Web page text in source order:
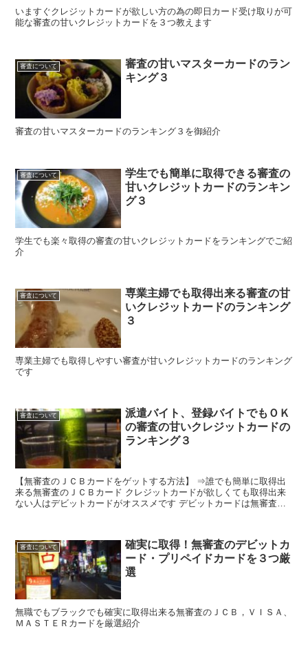
いますぐクレジットカードが欲しい方の為の即日カード受け取りが可
能な審査の甘いクレジットカードを３つ教えます
審査について
審査の甘いマスターカードのラン
キング３
審査の甘いマスターカードのランキング３を御紹介
審査について
学生でも簡単に取得できる審査の
甘いクレジットカードのランキン
グ３
学生でも楽々取得の審査の甘いクレジットカードをランキングでご紹
介
審査について
専業主婦でも取得出来る審査の甘
いクレジットカードのランキング
３
専業主婦でも取得しやすい審査が甘いクレジットカードのランキング
です
審査について
派遣バイト、登録バイトでもＯＫ
の審査の甘いクレジットカードの
ランキング３
【無審査のＪＣＢカードをゲットする方法】 ⇒誰でも簡単に取得出
来る無審査のＪＣＢカード クレジットカードが欲しくても取得出来
ない人はデビットカードがオススメです デビットカードは無審査な
審査について
確実に取得！無審査のデビットカ
ード・プリペイドカードを３つ厳
選
無職でもブラックでも確実に取得出来る無審査のＪＣＢ，ＶＩＳＡ、
ＭＡＳＴＥＲカードを厳選紹介